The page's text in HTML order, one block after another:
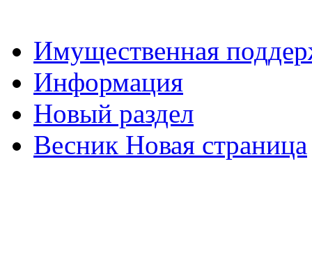
Имущественная
Информация
Новый раздел
Весник Новая страница